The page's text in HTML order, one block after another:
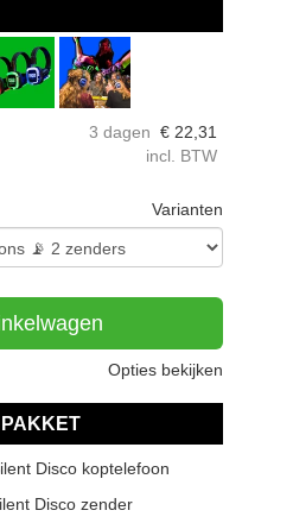
3 dagen € 22,31
incl. BTW
Varianten
Opties bekijken
Disco koptelefoon
Disco zender